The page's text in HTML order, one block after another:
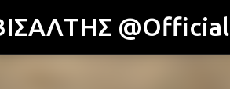
@Official